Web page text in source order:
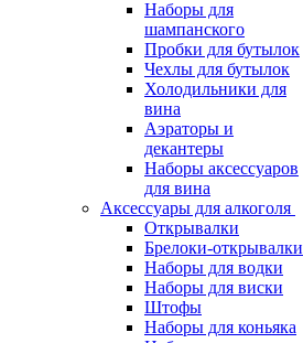
Наборы для
шампанского
Пробки для бутылок
Чехлы для бутылок
Холодильники для
вина
Аэраторы и
декантеры
Наборы аксессуаров
для вина
Аксессуары для алкоголя
Открывалки
Брелоки-открывалки
Наборы для водки
Наборы для виски
Штофы
Наборы для коньяка